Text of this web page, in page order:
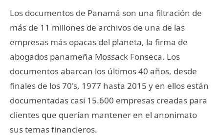
Los documentos de Panamá son una filtración de
más de 11 millones de archivos de una de las
empresas más opacas del planeta, la firma de
abogados panameña Mossack Fonseca. Los
documentos abarcan los últimos 40 años, desde
finales de los 70's, 1977 hasta 2015 y en ellos están
documentadas casi 15.600 empresas creadas para
clientes que querían mantener en el anonimato
sus temas financieros.